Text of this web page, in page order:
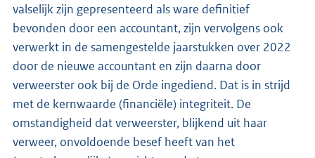
valselijk zijn gepresenteerd als ware definitief
bevonden door een accountant, zijn vervolgens ook
verwerkt in de samengestelde jaarstukken over 2022
door de nieuwe accountant en zijn daarna door
verweerster ook bij de Orde ingediend. Dat is in strijd
met de kernwaarde (financiële) integriteit. De
omstandigheid dat verweerster, blijkend uit haar
verweer, onvoldoende besef heeft van het